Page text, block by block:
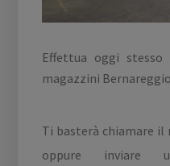
Effettua oggi stesso
magazzini
Ti basterà chiamare il
oppure inviare